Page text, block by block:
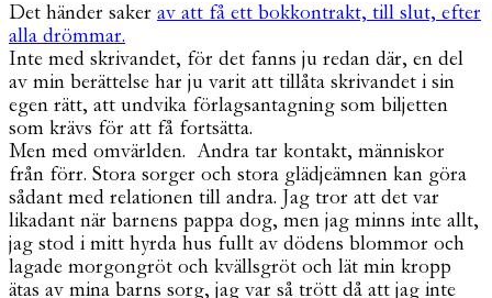
Det händer saker av att få ett bokkontrakt, till slut, efter
alla drömmar.
Inte med skrivandet, för det fanns ju redan där, en del
av min berättelse har ju varit att tillåta skrivandet i sin
egen rätt, att undvika förlagsantagning som biljetten
som krävs för att få fortsätta.
Men med omvärlden. Andra tar kontakt, människor
från förr. Stora sorger och stora glädjeämnen kan göra
sådant med relationen till andra. Jag tror att det var
likadant när barnens pappa dog, men jag minns inte allt,
jag stod i mitt hyrda hus fullt av dödens blommor och
lagade morgongröt och kvällsgröt och lät min kropp
ätas av mina barns sorg, jag var så trött då att jag inte